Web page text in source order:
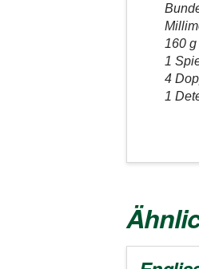
160
1
4
1